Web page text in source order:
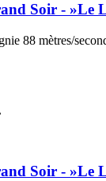
Soir - »Le
88 mètres/
Soir - »Le